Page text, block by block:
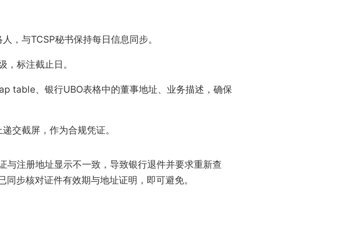
，与TCSP秘书保持每日信息同步。
，标注截止日。
table、银行UBO表格中的董事地址、业务描述，确保
交截屏，作为合规凭证。
与注册地址显示不一致，导致银行退件并要求重新查
同步核对证件有效期与地址证明，即可避免。